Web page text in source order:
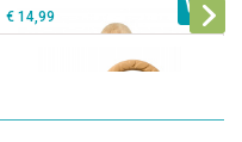
€ 14,99